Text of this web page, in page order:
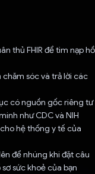
thủ FHIR để tìm nạp hồ
sóc và trả lời các
có nguồn gốc riêng tư
như CDC và NIH
hệ thống y tế của
để nhúng khi đặt câu
sức khoẻ của bạn